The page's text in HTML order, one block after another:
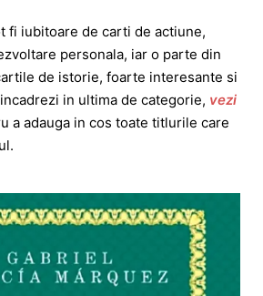
fi iubitoare de carti de actiune,
personala, iar o parte din
de istorie, foarte interesante si
in ultima de categorie, vezi
a adauga in cos toate titlurile care